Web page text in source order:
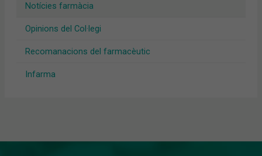
Notícies farmàcia
Opinions del Col·legi
Recomanacions del farmacèutic
Infarma